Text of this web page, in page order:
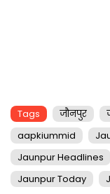
Tags जौनपुर
aapkiummid
Jaunpur Headlines
Jaunpur Today